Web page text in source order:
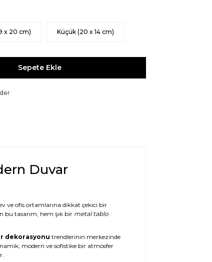
x 20 cm) Küçük (20 x 14 cm)
Sepete Ekle
Duvar
ve ofis ortamlarına dikkat çekici bir
bu tasarım, hem şık bir metal tablo
dekorasyonu trendlerinin merkezinde
modern ve sofistike bir atmosfer